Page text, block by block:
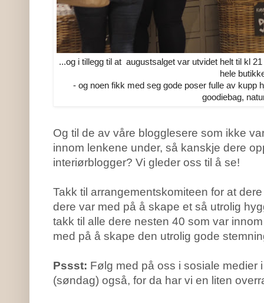
...og i tillegg til at augustsalget var utvidet helt til kl
hele
- og noen fikk med seg gode poser fulle av kupp
goodiebag,
Og til de av våre blogglesere som ikke
innom lenkene under, så kanskje dere
interiørblogger? Vi gleder oss til å se!
Takk til arrangementskomiteen for at
dere var med på å skape et så utrolig
takk til alle dere nesten 40 som var
med på å skape den utrolig gode
Pssst: Følg med på oss i sosiale medier
(søndag) også, for da har vi en liten